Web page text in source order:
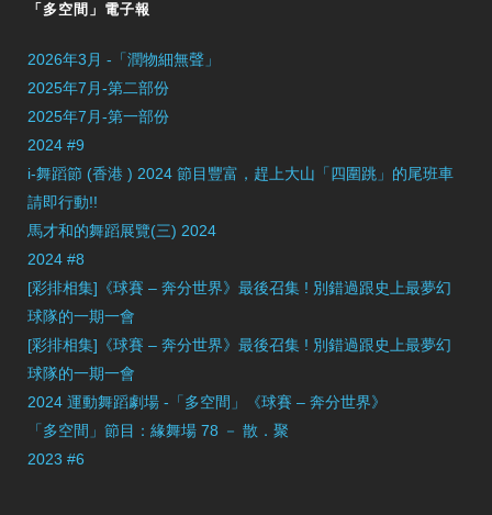
「多空間」電子報
2026年3月 -「潤物細無聲」
2025年7月-第二部份
2025年7月-第一部份
2024 #9
i-舞蹈節 (香港 ) 2024 節目豐富，趕上大山「四圍跳」的尾班車
請即行動!!
馬才和的舞蹈展覽(三) 2024
2024 #8
[彩排相集]《球賽 – 奔分世界》最後召集 ! 別錯過跟史上最夢幻
球隊的一期一會
[彩排相集]《球賽 – 奔分世界》最後召集 ! 別錯過跟史上最夢幻
球隊的一期一會
2024 運動舞蹈劇場 -「多空間」《球賽 – 奔分世界》
「多空間」節目：緣舞場 78 － 散．聚
2023 #6